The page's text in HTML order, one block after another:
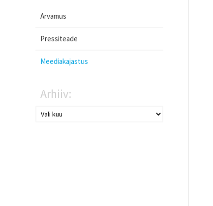
Arvamus
Pressiteade
Meediakajastus
Arhiiv: